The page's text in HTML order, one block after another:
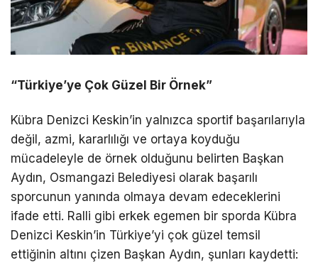
“Türkiye’ye Çok Güzel Bir Örnek”
Kübra Denizci Keskin’in yalnızca sportif başarılarıyla
değil, azmi, kararlılığı ve ortaya koyduğu
mücadeleyle de örnek olduğunu belirten Başkan
Aydın, Osmangazi Belediyesi olarak başarılı
sporcunun yanında olmaya devam edeceklerini
ifade etti. Ralli gibi erkek egemen bir sporda Kübra
Denizci Keskin’in Türkiye’yi çok güzel temsil
ettiğinin altını çizen Başkan Aydın, şunları kaydetti: